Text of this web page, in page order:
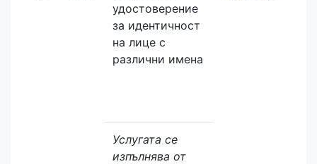
удостоверение
за идентичност
на лице с
различни имена
Услугата се
изпълнява от